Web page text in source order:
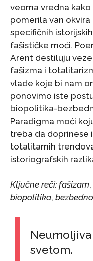
veoma vredna kako
pomerila van
specifičnih
fašističke moći.
Arent destiluju
fašizma i
vlade koje bi nam
ponovimo iste
biopolitika-
Paradigma moći
treba da doprinese
totalitarnih
istoriografskih
Ključne reči: fašizam,
biopolitika,
svetom.